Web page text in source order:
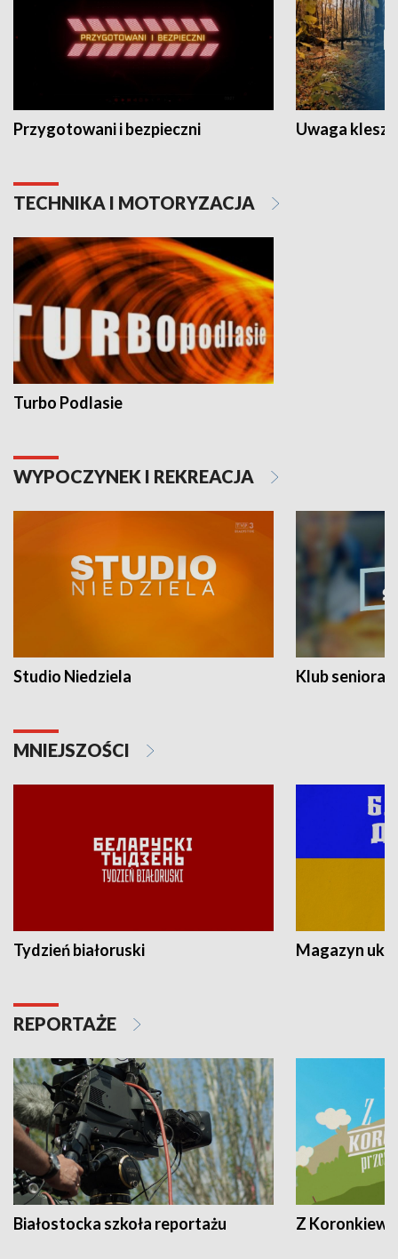
Przygotowani i bezpieczni Uwaga
TECHNIKA I MOTORYZACJA
Turbo Podlasie
WYPOCZYNEK I REKREACJA
Studio Niedziela Klub seniora
MNIEJSZOŚCI
Tydzień białoruski Magazyn
REPORTAŻE
Białostocka szkoła reportażu Z